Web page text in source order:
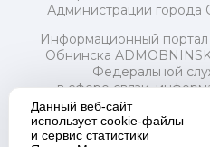
Администрации города
Информационный
Обнинска
Федеральной
в сфере связи,
и массовых
2018
Свидетельство о
Данный веб-сайт
использует cookie-файлы
и сервис статистики